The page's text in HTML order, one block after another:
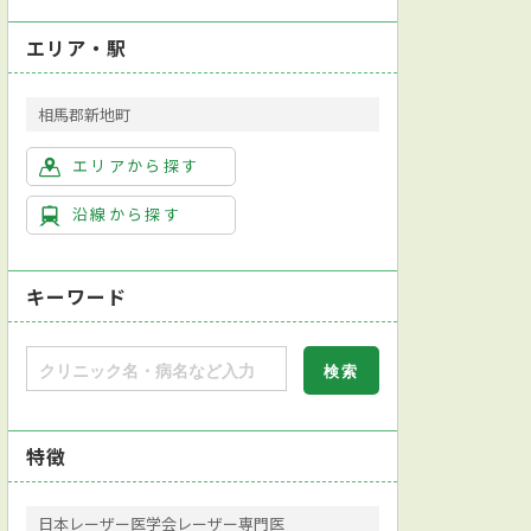
エリア・駅
相馬郡新地町
エリアから探す
沿線から探す
キーワード
特徴
日本レーザー医学会レーザー専門医